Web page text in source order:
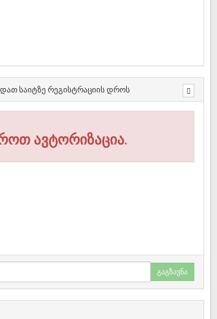
საიტზე რეგისტრაციის დროს
ავტორიზაცია.
გაგზავნა